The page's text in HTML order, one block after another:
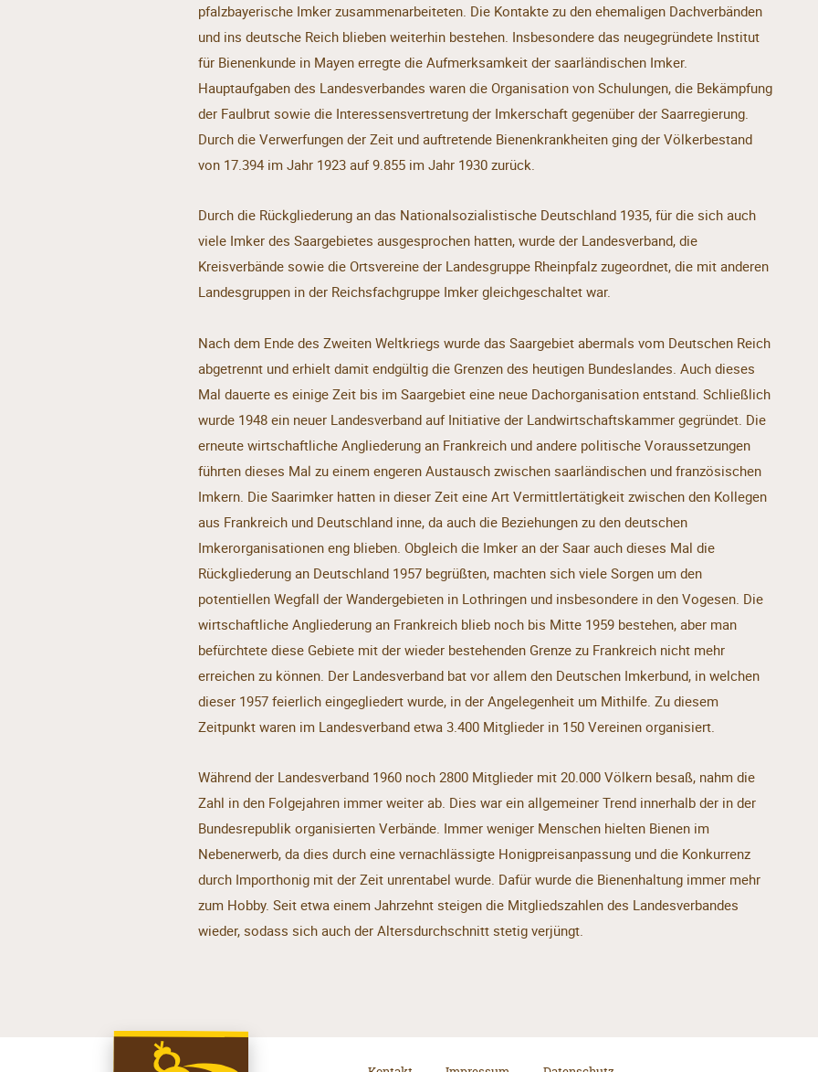
pfalzbayerische Imker zusammenarbeiteten. Die Kontakte zu den ehemaligen Dachverbänden
und ins deutsche Reich blieben weiterhin bestehen. Insbesondere das neugegründete Institut
für Bienenkunde in Mayen erregte die Aufmerksamkeit der saarländischen Imker.
Hauptaufgaben des Landesverbandes waren die Organisation von Schulungen, die Bekämpfung
der Faulbrut sowie die Interessensvertretung der Imkerschaft gegenüber der Saarregierung.
Durch die Verwerfungen der Zeit und auftretende Bienenkrankheiten ging der Völkerbestand
von 17.394 im Jahr 1923 auf 9.855 im Jahr 1930 zurück.
Durch die Rückgliederung an das Nationalsozialistische Deutschland 1935, für die sich auch
viele Imker des Saargebietes ausgesprochen hatten, wurde der Landesverband, die
Kreisverbände sowie die Ortsvereine der Landesgruppe Rheinpfalz zugeordnet, die mit anderen
Landesgruppen in der Reichsfachgruppe Imker gleichgeschaltet war.
Nach dem Ende des Zweiten Weltkriegs wurde das Saargebiet abermals vom Deutschen Reich
abgetrennt und erhielt damit endgültig die Grenzen des heutigen Bundeslandes. Auch dieses
Mal dauerte es einige Zeit bis im Saargebiet eine neue Dachorganisation entstand. Schließlich
wurde 1948 ein neuer Landesverband auf Initiative der Landwirtschaftskammer gegründet. Die
erneute wirtschaftliche Angliederung an Frankreich und andere politische Voraussetzungen
führten dieses Mal zu einem engeren Austausch zwischen saarländischen und französischen
Imkern. Die Saarimker hatten in dieser Zeit eine Art Vermittlertätigkeit zwischen den Kollegen
aus Frankreich und Deutschland inne, da auch die Beziehungen zu den deutschen
Imkerorganisationen eng blieben. Obgleich die Imker an der Saar auch dieses Mal die
Rückgliederung an Deutschland 1957 begrüßten, machten sich viele Sorgen um den
potentiellen Wegfall der Wandergebieten in Lothringen und insbesondere in den Vogesen. Die
wirtschaftliche Angliederung an Frankreich blieb noch bis Mitte 1959 bestehen, aber man
befürchtete diese Gebiete mit der wieder bestehenden Grenze zu Frankreich nicht mehr
erreichen zu können. Der Landesverband bat vor allem den Deutschen Imkerbund, in welchen
dieser 1957 feierlich eingegliedert wurde, in der Angelegenheit um Mithilfe. Zu diesem
Zeitpunkt waren im Landesverband etwa 3.400 Mitglieder in 150 Vereinen organisiert.
Während der Landesverband 1960 noch 2800 Mitglieder mit 20.000 Völkern besaß, nahm die
Zahl in den Folgejahren immer weiter ab. Dies war ein allgemeiner Trend innerhalb der in der
Bundesrepublik organisierten Verbände. Immer weniger Menschen hielten Bienen im
Nebenerwerb, da dies durch eine vernachlässigte Honigpreisanpassung und die Konkurrenz
durch Importhonig mit der Zeit unrentabel wurde. Dafür wurde die Bienenhaltung immer mehr
zum Hobby. Seit etwa einem Jahrzehnt steigen die Mitgliedszahlen des Landesverbandes
wieder, sodass sich auch der Altersdurchschnitt stetig verjüngt.